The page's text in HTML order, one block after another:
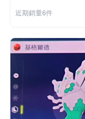
近期銷量6件